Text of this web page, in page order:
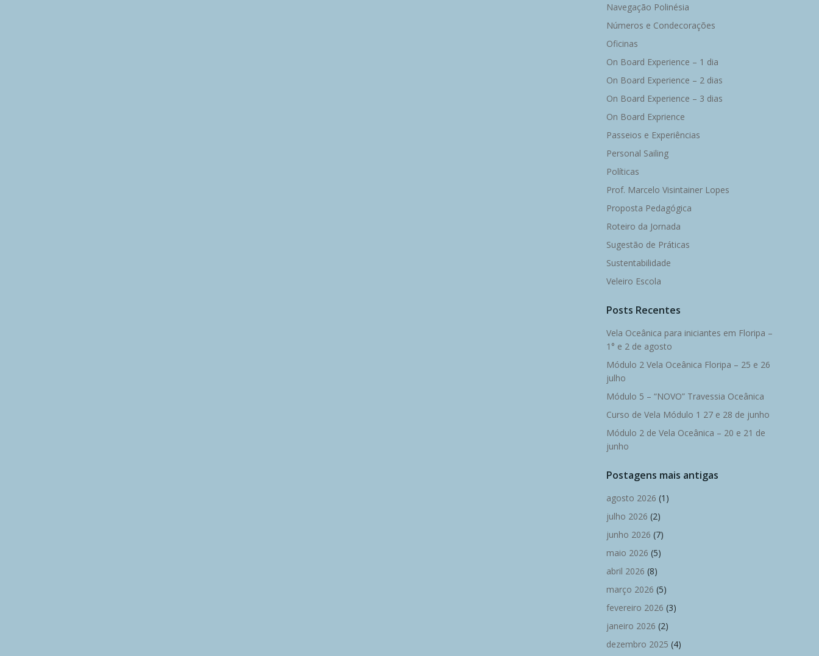
Navegação Polinésia
Números e Condecorações
Oficinas
On Board Experience – 1 dia
On Board Experience – 2 dias
On Board Experience – 3 dias
On Board Exprience
Passeios e Experiências
Personal Sailing
Políticas
Prof. Marcelo Visintainer Lopes
Proposta Pedagógica
Roteiro da Jornada
Sugestão de Práticas
Sustentabilidade
Veleiro Escola
Posts Recentes
Vela Oceânica para iniciantes em Floripa –
1° e 2 de agosto
Módulo 2 Vela Oceânica Floripa – 25 e 26
julho
Módulo 5 – “NOVO” Travessia Oceânica
Curso de Vela Módulo 1 27 e 28 de junho
Módulo 2 de Vela Oceânica – 20 e 21 de
junho
Postagens mais antigas
agosto 2026 (1)
julho 2026 (2)
junho 2026 (7)
maio 2026 (5)
abril 2026 (8)
março 2026 (5)
fevereiro 2026 (3)
janeiro 2026 (2)
dezembro 2025 (4)